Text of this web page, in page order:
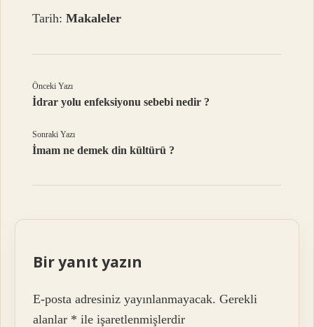
Tarih:Makaleler
Önceki Yazı
İdrar yolu enfeksiyonu sebebi nedir ?
Sonraki Yazı
İmam ne demek din kültürü ?
Bir yanıt yazın
E-posta adresiniz yayınlanmayacak. Gerekli
alanlar * ile işaretlenmişlerdir